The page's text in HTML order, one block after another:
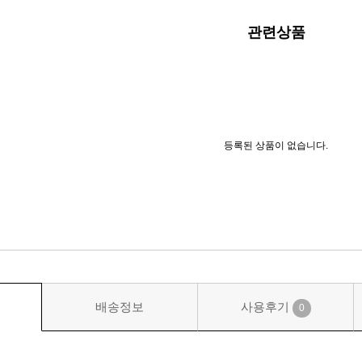
관련상품
등록된 상품이 없습니다.
배송정보 사용후기 0